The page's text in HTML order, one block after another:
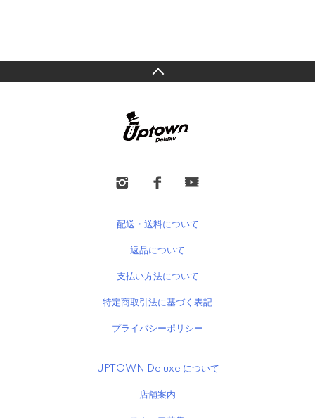
配送・送料について
返品について
支払い方法について
特定商取引法に基づく表記
プライバシーポリシー
UPTOWN Deluxe について
店舗案内